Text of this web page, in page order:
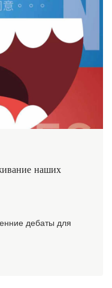
наших
дебаты для
мы могли